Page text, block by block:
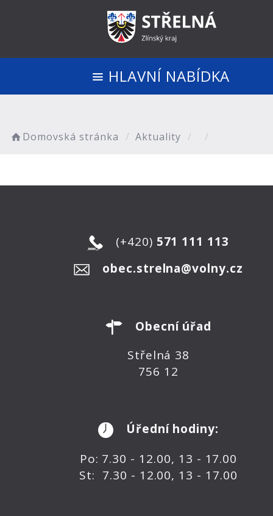
HLAVNÍ NABÍDKA
Domovská stránka Aktuality
(+420) 571 111 113
obec.strelna@volny.cz
Obecní úřad
Střelná 38
756 12
Úřední hodiny:
Po: 7.30 - 12.00, 13 - 17.00
St: 7.30 - 12.00, 13 - 17.00